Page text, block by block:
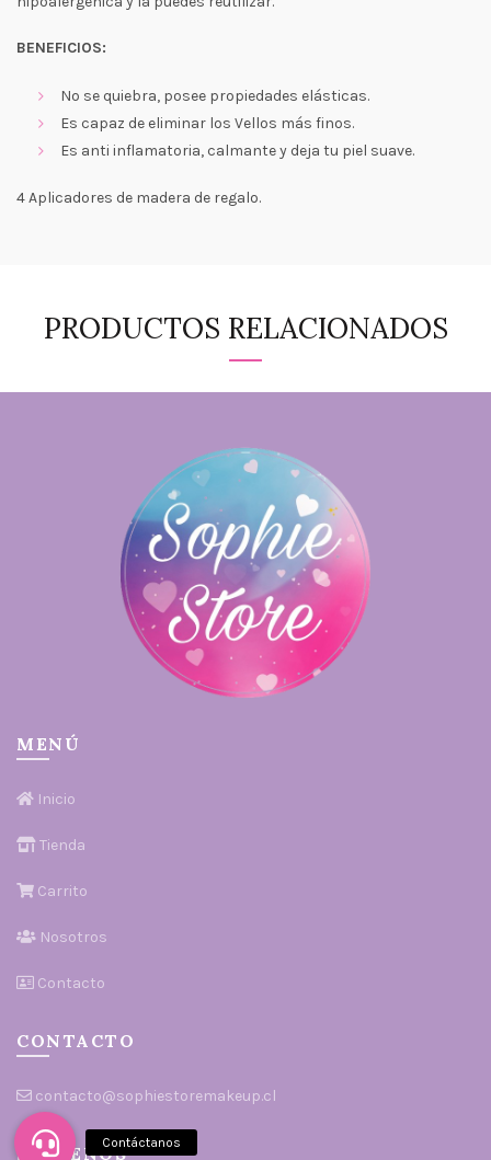
BENEFICIOS:
No se quiebra, posee propiedades elásticas.
Es capaz de eliminar los Vellos más finos.
Es anti inflamatoria, calmante y deja tu piel suave.
4 Aplicadores de madera de regalo.
PRODUCTOS RELACIONADOS
MENÚ
Inicio
Tienda
Carrito
Nosotros
Contacto
CONTACTO
contacto@sophiestoremakeup.cl
SÍGUENOS